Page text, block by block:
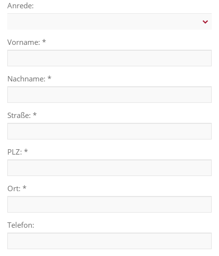
Anrede:
Vorname: *
Nachname: *
Straße: *
PLZ: *
Ort: *
Telefon: